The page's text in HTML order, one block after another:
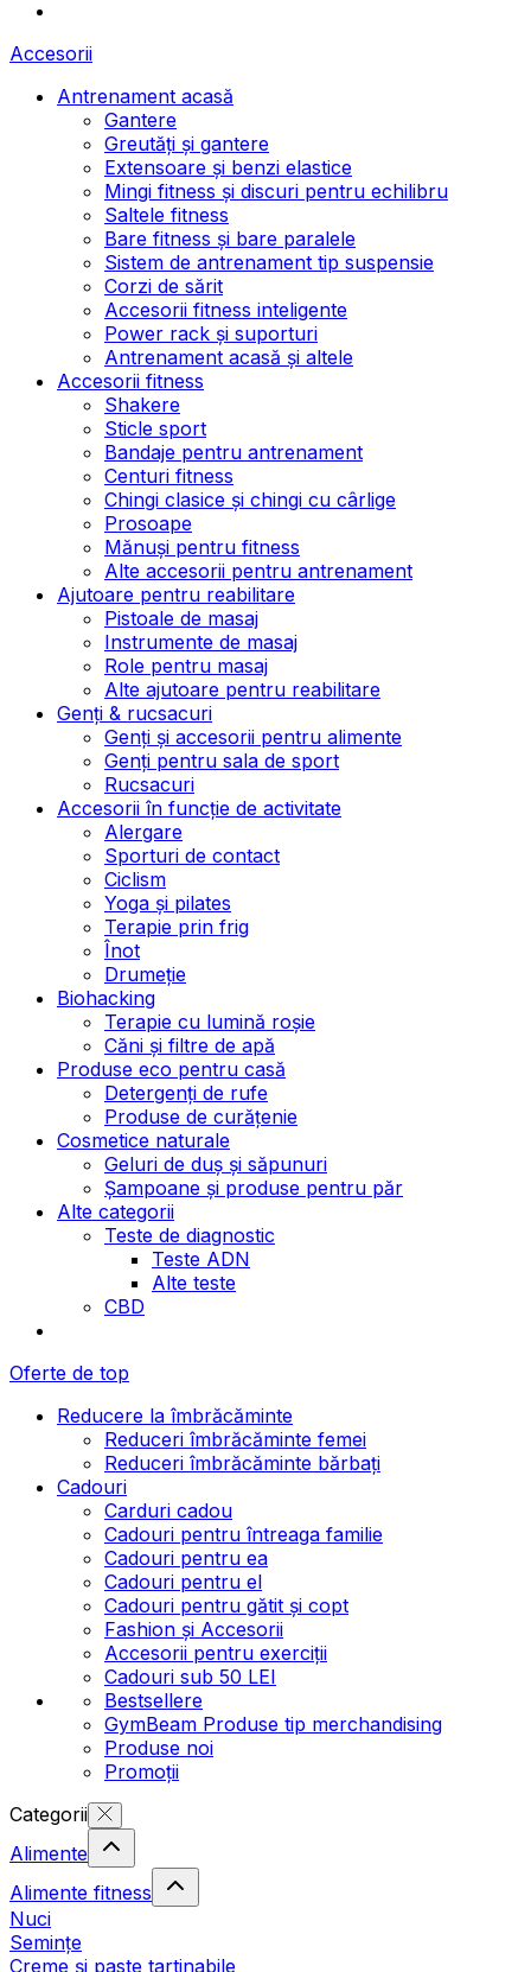
Accesorii
Antrenament acasă
Gantere
Greutăți și gantere
Extensoare și benzi elastice
Mingi fitness și discuri pentru echilibru
Saltele fitness
Bare fitness și bare paralele
Sistem de antrenament tip suspensie
Corzi de sărit
Accesorii fitness inteligente
Power rack și suporturi
Antrenament acasă și altele
Accesorii fitness
Shakere
Sticle sport
Bandaje pentru antrenament
Centuri fitness
Chingi clasice și chingi cu cârlige
Prosoape
Mănuși pentru fitness
Alte accesorii pentru antrenament
Ajutoare pentru reabilitare
Pistoale de masaj
Instrumente de masaj
Role pentru masaj
Alte ajutoare pentru reabilitare
Genți & rucsacuri
Genți și accesorii pentru alimente
Genți pentru sala de sport
Rucsacuri
Accesorii în funcție de activitate
Alergare
Sporturi de contact
Ciclism
Yoga și pilates
Terapie prin frig
Înot
Drumeție
Biohacking
Terapie cu lumină roșie
Căni și filtre de apă
Produse eco pentru casă
Detergenți de rufe
Produse de curățenie
Cosmetice naturale
Geluri de duș și săpunuri
Șampoane și produse pentru păr
Alte categorii
Teste de diagnostic
Teste ADN
Alte teste
CBD
Oferte de top
Reducere la îmbrăcăminte
Reduceri îmbrăcăminte femei
Reduceri îmbrăcăminte bărbați
Cadouri
Carduri cadou
Cadouri pentru întreaga familie
Cadouri pentru ea
Cadouri pentru el
Cadouri pentru gătit și copt
Fashion și Accesorii
Accesorii pentru exerciții
Cadouri sub 50 LEI
Bestsellere
GymBeam Produse tip merchandising
Produse noi
Promoții
Categorii
Alimente
Alimente fitness
Nuci
Semințe
Creme și paste tartinabile